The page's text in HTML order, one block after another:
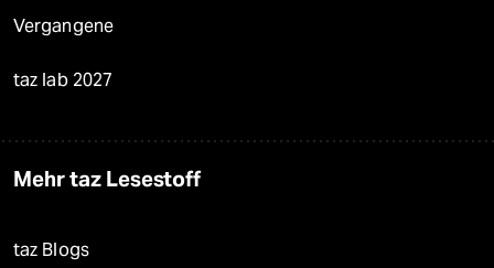
Vergangene
taz lab 2027
Mehr taz Lesestoff
taz Blogs